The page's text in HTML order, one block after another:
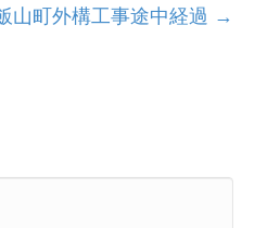
山町外構工事途中経過 →